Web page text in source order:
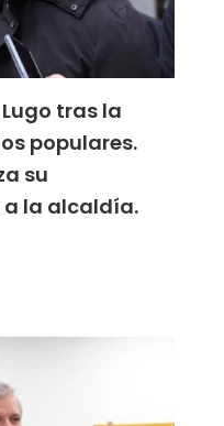
tras la
populares.
su
la alcaldía.